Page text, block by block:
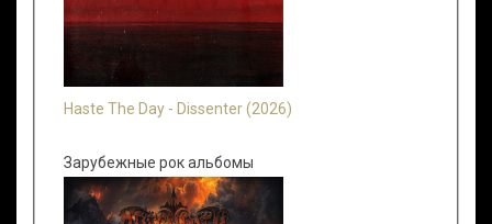
Haste The Day - Dissenter (2026)
Зарубежные рок альбомы